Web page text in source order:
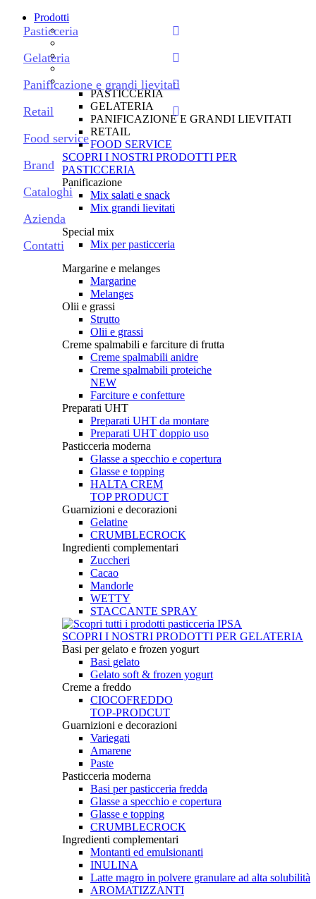
Prodotti
PASTICCERIA
GELATERIA
PANIFICAZIONE E GRANDI LIEVITATI
RETAIL
FOOD SERVICE
SCOPRI I NOSTRI PRODOTTI PER
PASTICCERIA
Panificazione
Mix salati e snack
Mix grandi lievitati
Special mix
Mix per pasticceria
Margarine e melanges
Margarine
Melanges
Olii e grassi
Strutto
Olii e grassi
Creme spalmabili e farciture di frutta
Creme spalmabili anidre
Creme spalmabili proteiche
NEW
Farciture e confetture
Preparati UHT
Preparati UHT da montare
Preparati UHT doppio uso
Pasticceria moderna
Glasse a specchio e copertura
Glasse e topping
HALTA CREM
TOP PRODUCT
Guarnizioni e decorazioni
Gelatine
CRUMBLECROCK
Ingredienti complementari
Zuccheri
Cacao
Mandorle
WETTY
STACCANTE SPRAY
SCOPRI I NOSTRI PRODOTTI PER GELATERIA
Basi per gelato e frozen yogurt
Basi gelato
Gelato soft & frozen yogurt
Creme a freddo
CIOCOFREDDO
TOP-PRODCUT
Guarnizioni e decorazioni
Variegati
Amarene
Paste
Pasticceria moderna
Basi per pasticceria fredda
Glasse a specchio e copertura
Glasse e topping
CRUMBLECROCK
Ingredienti complementari
Montanti ed emulsionanti
INULINA
Latte magro in polvere granulare ad alta solubilità
AROMATIZZANTI
Pasticceria
Gelateria
Panificazione e grandi lievitati
Retail
Food service
Brand
Cataloghi
Azienda
Contatti